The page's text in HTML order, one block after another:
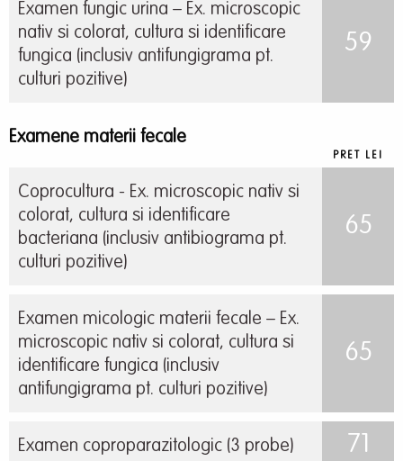
Examen fungic urina – Ex. microscopic
nativ si colorat, cultura si identificare
fungica (inclusiv antifungigrama pt.
culturi pozitive)
59
Examene materii fecale
PRET LEI
Coprocultura - Ex. microscopic nativ si
colorat, cultura si identificare
bacteriana (inclusiv antibiograma pt.
culturi pozitive)
65
Examen micologic materii fecale – Ex.
microscopic nativ si colorat, cultura si
identificare fungica (inclusiv
antifungigrama pt. culturi pozitive)
65
Examen coproparazitologic (3 probe) 71